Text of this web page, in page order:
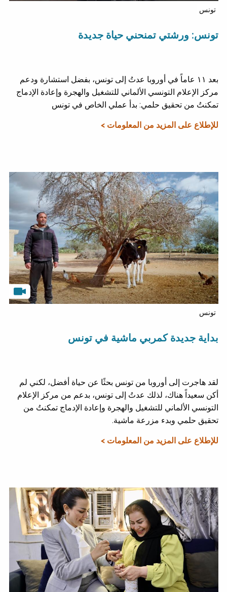
تونس
تونس: ورشتي تمنحني حياة جديدة
بعد ١١ عاماً في أوروبا عدتُ إلى تونس، بفضل استشارة ودعم
مركز الإعلام التونسي الألماني للتشغيل والهجرة وإعادة الإدماج
تمكنتُ من تحقيق حلمي: بدأ عملي الخاص في تونس
للإطلاع على المزيد من المعلومات >
تونس
بداية جديدة كمربي ماشية في تونس
لقد هاجرت إلى أوروبا من تونس بحثًا عن حياة أفضل، لكني لم
أكن سعيداً هناك، لذلك عدتُ إلى تونس، بدعم من مركز الإعلام
التونسي الألماني للتشغيل والهجرة وإعادة الإدماج تمكنتُ من
تحقيق حلمي وبدء مزرعة ماشية.
للإطلاع على المزيد من المعلومات >